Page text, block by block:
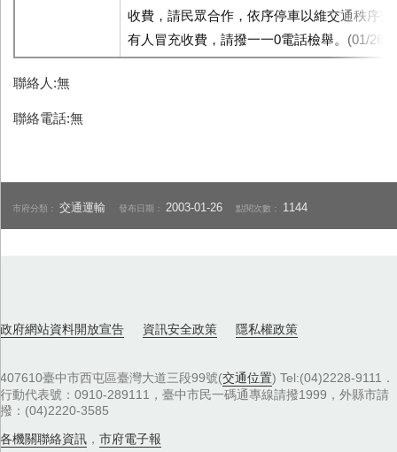
收費，請民眾合作，依序停車以維交通秩序
有人冒充收費，請撥一一0電話檢舉。(01/
聯絡人:無
聯絡電話:無
市府分類：交通運輸 發布日期： 2003-01-26 點閱次數： 1144
政府網站資料開放宣告 資訊安全政策 隱私權政策
407610臺中市西屯區臺灣大道三段99號(交通位置) Tel:(04)2228-9111．
行動代表號：0910-289111，臺中市民一碼通專線請撥1999，外縣市請
撥：(04)2220-3585
各機關聯絡資訊 ， 市府電子報